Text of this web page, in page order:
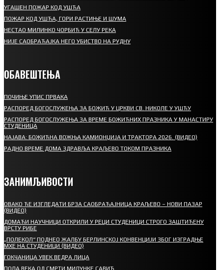
УГАШЕН ПОЖАР КОД УШЋА
ПОЖАР КОД УШЋА, ГОРИ РАСТИЊЕ И ШУМА
НЕСТАО МИЛИНКО ЧОРБИЋ У СЕЛУ РЕКА
НИЈЕ САОБРАЋАЈКА НЕГО УБИСТВО НА РУДНУ
ОБАВЕШТЕЊА
ПОЧИЊЕ УПИС ПРВАКА
РАСПОРЕД БОГОСЛУЖЕЊА ЗА БОЖИЋ У ЦРКВИ СВ. НИКОЛЕ У УШЋУ
РАСПОРЕД БОГОСЛУЖЕЊА ЗА ВРЕМЕ БОЖИЋНИХ ПРАЗНИКА У МАНАСТИРУ
СТУДЕНИЦА
НАЈАВА: БОЖИЋНА ВОЖЊА КАМИОНЏИЈА И ТРАКТОРА 2026. (ВИДЕО)
РАДНО ВРЕМЕ ДОМА ЗДРАВЉА КРАЉЕВО ТОКОМ ПРАЗНИКА
ЗАНИМЉИВОСТИ
ОВАКО ЋЕ ИЗГЛЕДАТИ БРЗА САОБРАЋАЈНИЦА КРАЉЕВО – НОВИ ПАЗАР
(ВИДЕО)
ДОМАЋИ НАУЧНИЦИ ОТКРИЛИ У РЕЦИ СТУДЕНИЦИ СТРОГО ЗАШТИЋЕНУ
ВРСТУ РИБЕ
„ПОЛЕКОЛ“ ПОДНЕО ЖАЛБУ БЕРЛИНСКОЈ КОНВЕНЦИЈИ ЗБОГ ИЗГРАДЊЕ
МХЕ НА СТУДЕНИЦИ (ВИДЕО)
ГОКЧАНИЦА УВЕК ВЕДРА ЛИЦА
ПОЛА ВЕКА ОД СМРТИ МИЛУНКЕ САВИЋ